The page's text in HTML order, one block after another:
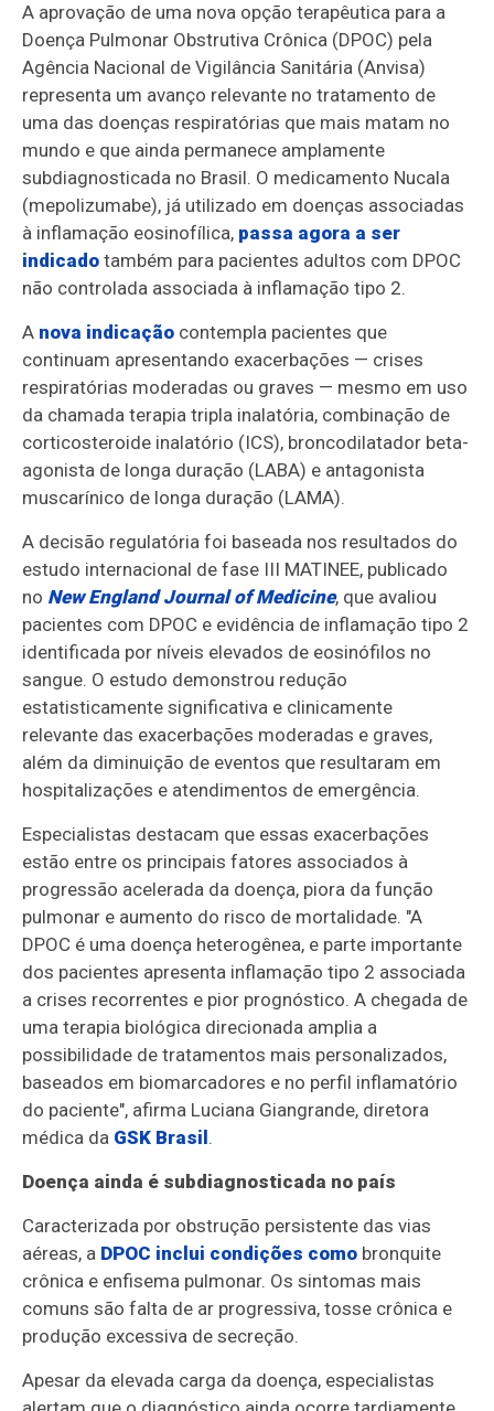
A aprovação de uma nova opção terapêutica para a
Doença Pulmonar Obstrutiva Crônica (DPOC) pela
Agência Nacional de Vigilância Sanitária (Anvisa)
representa um avanço relevante no tratamento de
uma das doenças respiratórias que mais matam no
mundo e que ainda permanece amplamente
subdiagnosticada no Brasil. O medicamento Nucala
(mepolizumabe), já utilizado em doenças associadas
à inflamação eosinofílica, passa agora a ser
indicado também para pacientes adultos com DPOC
não controlada associada à inflamação tipo 2.
A nova indicação contempla pacientes que
continuam apresentando exacerbações — crises
respiratórias moderadas ou graves — mesmo em uso
da chamada terapia tripla inalatória, combinação de
corticosteroide inalatório (ICS), broncodilatador beta-
agonista de longa duração (LABA) e antagonista
muscarínico de longa duração (LAMA).
A decisão regulatória foi baseada nos resultados do
estudo internacional de fase III MATINEE, publicado
no New England Journal of Medicine, que avaliou
pacientes com DPOC e evidência de inflamação tipo 2
identificada por níveis elevados de eosinófilos no
sangue. O estudo demonstrou redução
estatisticamente significativa e clinicamente
relevante das exacerbações moderadas e graves,
além da diminuição de eventos que resultaram em
hospitalizações e atendimentos de emergência.
Especialistas destacam que essas exacerbações
estão entre os principais fatores associados à
progressão acelerada da doença, piora da função
pulmonar e aumento do risco de mortalidade. "A
DPOC é uma doença heterogênea, e parte importante
dos pacientes apresenta inflamação tipo 2 associada
a crises recorrentes e pior prognóstico. A chegada de
uma terapia biológica direcionada amplia a
possibilidade de tratamentos mais personalizados,
baseados em biomarcadores e no perfil inflamatório
do paciente", afirma Luciana Giangrande, diretora
médica da GSK Brasil .
Doença ainda é subdiagnosticada no país
Caracterizada por obstrução persistente das vias
aéreas, a DPOC inclui condições como bronquite
crônica e enfisema pulmonar. Os sintomas mais
comuns são falta de ar progressiva, tosse crônica e
produção excessiva de secreção.
Apesar da elevada carga da doença, especialistas